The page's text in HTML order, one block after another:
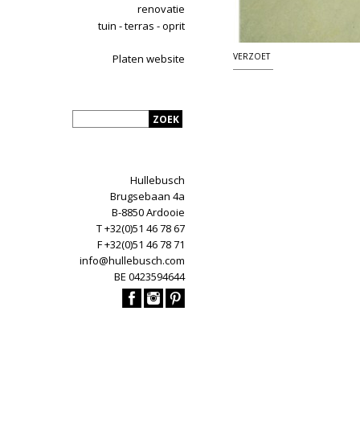
renovatie
tuin - terras - oprit
Platen website
Hullebusch
Brugsebaan 4a
B-8850 Ardooie
T +32(0)51 46 78 67
F +32(0)51 46 78 71
info@hullebusch.com
BE 0423594644
VERZOET